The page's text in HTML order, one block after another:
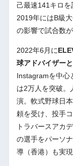
己最速141キロを
2019年にはB級
の影響で試合数
2022年6月に
球アドバイザー
Instagramを中心
は2万人を突破。
演。軟式野球日
頼を受け、投手
トラバースアカ
の選手をパーソ
導（香港）も実現